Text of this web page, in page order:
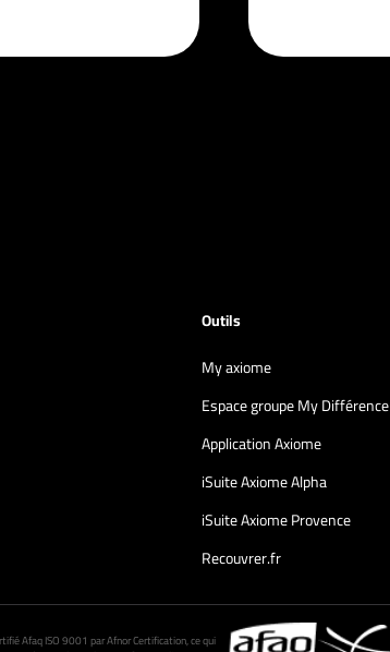
Outils
My axiome
Espace groupe My Différence
Application Axiome
iSuite Axiome Alpha
iSuite Axiome Provence
Recouvrer.fr
Afaq ISO 9001 par Afnor Certification, ce qui